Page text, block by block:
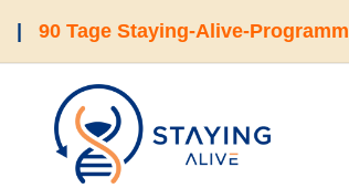
|90 Tage Staying-Alive-Programm